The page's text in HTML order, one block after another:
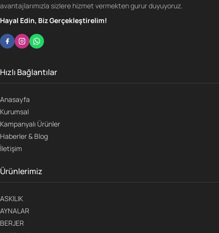
avantajlarımızla sizlere hizmet vermekten gurur duyuyoruz.
Hayal Edin, Biz Gerçekleştirelim!
Hızlı Bağlantılar
Anasayfa
Kurumsal
Kampanyalı Ürünler
Haberler & Blog
İletişim
Ürünlerimiz
ASKILIK
AYNALAR
BERJER